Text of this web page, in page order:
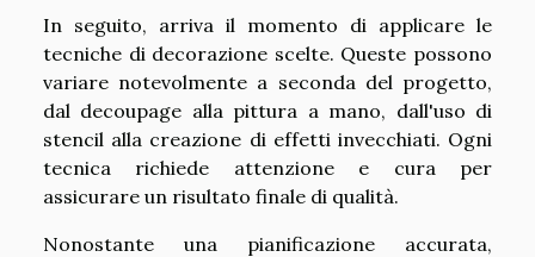
In seguito, arriva il momento di applicare le
tecniche di decorazione scelte. Queste possono
variare notevolmente a seconda del progetto,
dal decoupage alla pittura a mano, dall'uso di
stencil alla creazione di effetti invecchiati. Ogni
tecnica richiede attenzione e cura per
assicurare un risultato finale di qualità.
Nonostante una pianificazione accurata,